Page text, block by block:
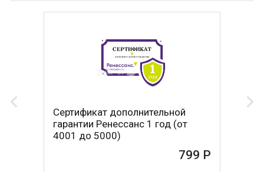
Сертификат дополнительной
гарантии Ренессанс 1 год (от
4001 до 5000)
799 Р